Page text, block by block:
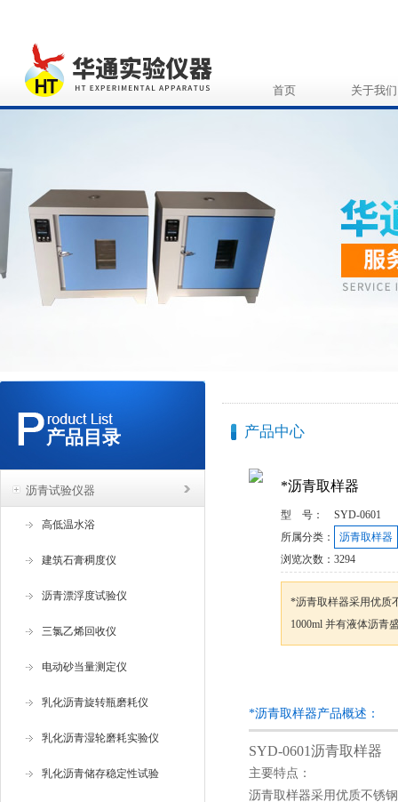
首页 关于我们
产品目录
沥青试验仪器
高低温水浴
建筑石膏稠度仪
沥青漂浮度试验仪
三氯乙烯回收仪
电动砂当量测定仪
乳化沥青旋转瓶磨耗仪
乳化沥青湿轮磨耗实验仪
乳化沥青储存稳定性试验
产品中心
*沥青取样器
型 号：
SYD-0601
所属分类：
沥青取样器
浏览次数： 3294
*沥青取样器采用优质
1000ml 并有液体沥青
*沥青取样器产品概述：
SYD-0601沥青取样器
主要特点：
沥青取样器采用优质不锈